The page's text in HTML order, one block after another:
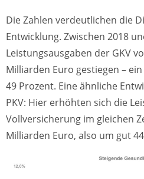
Die Zahlen verdeutlichen die
Entwicklung. Zwischen 2018
Leistungsausgaben der GKV
Milliarden Euro gestiegen –
49 Prozent. Eine ähnliche
PKV: Hier erhöhten sich die
Vollversicherung im gleichen
Milliarden Euro, also um gut